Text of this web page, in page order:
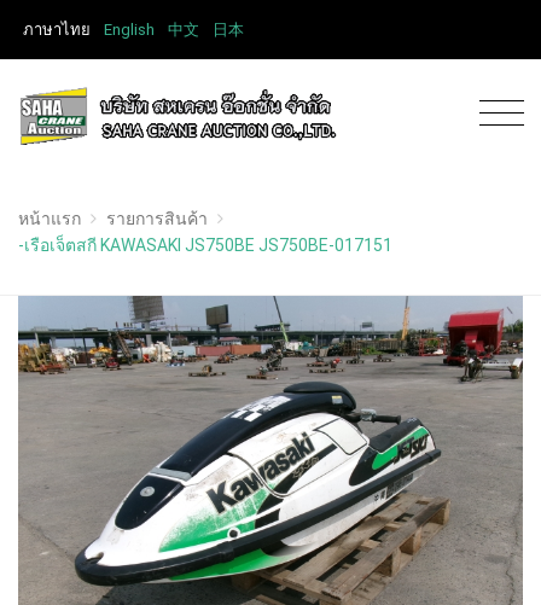
ภาษาไทย English 中文 日本
หน้าแรก
รายการสินค้า
-เรือเจ็ตสกี KAWASAKI JS750BE JS750BE-017151